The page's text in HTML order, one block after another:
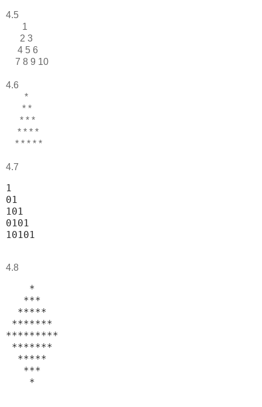
4.5
1
2 3
4 5 6
7 8 9 10
4.6
*
* *
* * *
* * * *
* * * * *
4.7
10101
4.8
    *